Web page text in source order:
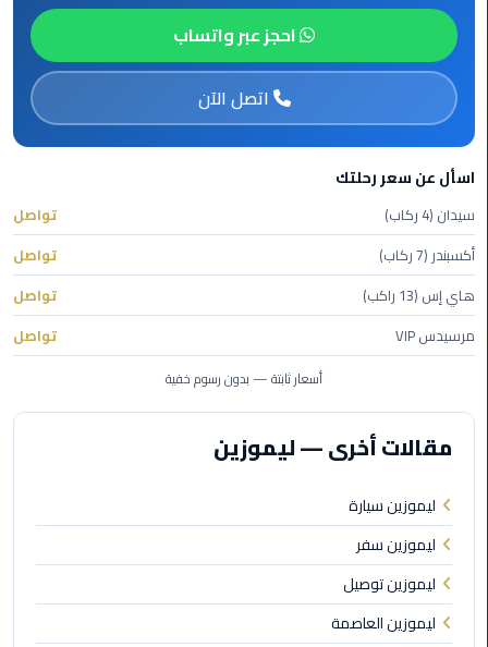
ليموزين
السخنة
ليموزين
مطار
سفنكس
ليموزين
القاهرة
اسكندرية
ليموزين
مطار
برج
ليموزين
الخط
الساخن
ليموزين
مطار
العلمين
احجز عبر واتساب
اتصل الآن
اسأل عن سعر رحلتك
سيدان (4 ركاب)
تواصل
أكسبندر (7 ركاب)
تواصل
هاي إس (13 راكب)
تواصل
مرسيدس VIP
تواصل
أسعار ثابتة — بدون رسوم خفية
مقالات أخرى — ليموزين
ليموزين سيارة
ليموزين سفر
ليموزين توصيل
ليموزين العاصمة